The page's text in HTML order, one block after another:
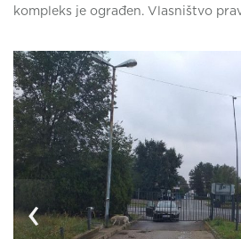
kompleks je ograđen. Vlasništvo
‹